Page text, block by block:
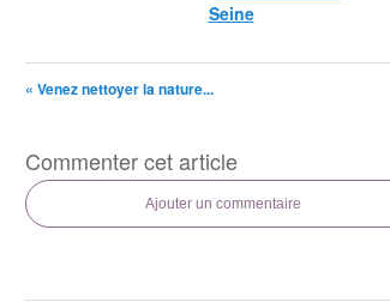
Seine
« Venez nettoyer la nature...
Commenter cet article
Ajouter un commentaire